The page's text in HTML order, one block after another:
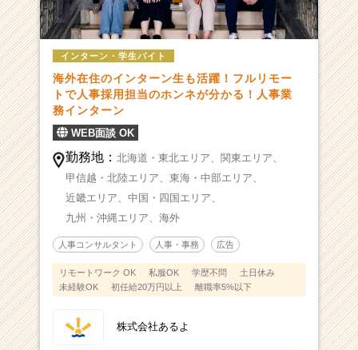
インターン・学生バイト
海外在住のインターン生も活躍！フルリモー
トで人事採用担当のホンネが分かる！人事業
務インターン
WEB面談 OK
勤務地： 北海道・東北エリア、 関東エリア、
甲信越・北陸エリア、 東海・中部エリア、
近畿エリア、 中国・四国エリア、
九州・沖縄エリア、 海外
人事コンサルタント 人事・事務 広告
リモートワーク OK 私服OK 学歴不問
土日休み
未経験OK
初任給20万円以上 離職率5%以下
株式会社あるよ